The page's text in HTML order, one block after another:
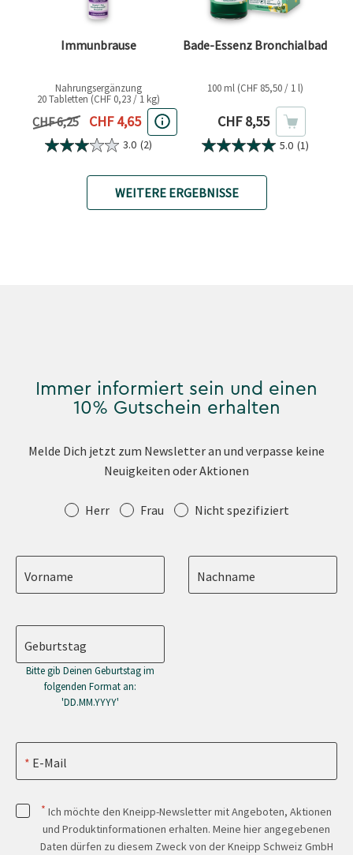
Immunbrause
Nahrungsergänzung
20 Tabletten (CHF 0,23 / 1 kg)
Vorheriger Preis
CHF 6,25 Aktueller Preis
CHF 4,65
3.0 (2)
Bade-Essenz Bronchialbad
100 ml (CHF 85,50 / 1 l)
Aktueller Preis
CHF 8,55
5.0 (1)
WEITERE ERGEBNISSE
Immer informiert sein und einen
10% Gutschein erhalten
Melde Dich jetzt zum Newsletter an und verpasse keine
Neuigkeiten oder Aktionen
Anrede Herr Frau Nicht spezifiziert
Vorname Nachname
Geburtstag
Bitte gib Deinen Geburtstag im
folgenden Format an:
'DD.MM.YYYY'
E-Mail
* Ich möchte den Kneipp-Newsletter mit Angeboten, Aktionen
und Produktinformationen erhalten. Meine hier angegebenen
Daten dürfen zu diesem Zweck von der Kneipp Schweiz GmbH